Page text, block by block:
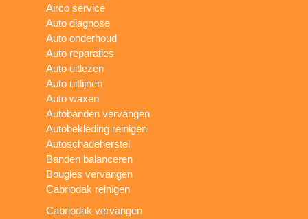
Airco service
Auto diagnose
Auto onderhoud
Auto reparaties
Auto uitlezen
Auto uitlijnen
Auto waxen
Autobanden vervangen
Autobekleding reinigen
Autoschadeherstel
Banden balanceren
Bougies vervangen
Cabriodak reinigen
Cabriodak vervangen